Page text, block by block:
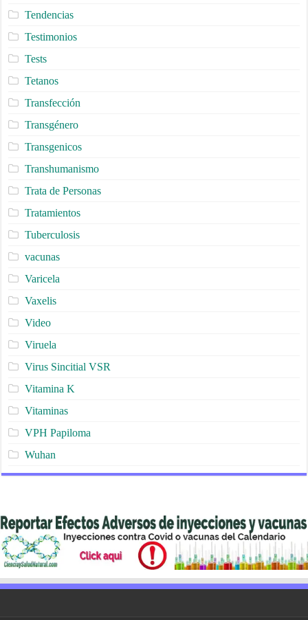
Tendencias
Testimonios
Tests
Tetanos
Transfección
Transgénero
Transgenicos
Transhumanismo
Trata de Personas
Tratamientos
Tuberculosis
vacunas
Varicela
Vaxelis
Video
Viruela
Virus Sincitial VSR
Vitamina K
Vitaminas
VPH Papiloma
Wuhan